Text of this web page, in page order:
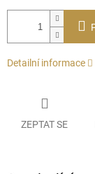
Detailní informace
ZEPTAT SE